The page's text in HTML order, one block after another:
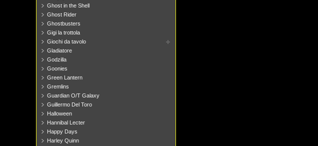
Ghost in the Shell
Ghost Rider
Ghostbusters
Gigi la trottola
Giochi da tavolo
Gladiatore
Godzilla
Goonies
Green Lantern
Gremlins
Guardian O/T Galaxy
Guillermo Del Toro
Halloween
Hannibal Lecter
Happy Days
Harley Quinn